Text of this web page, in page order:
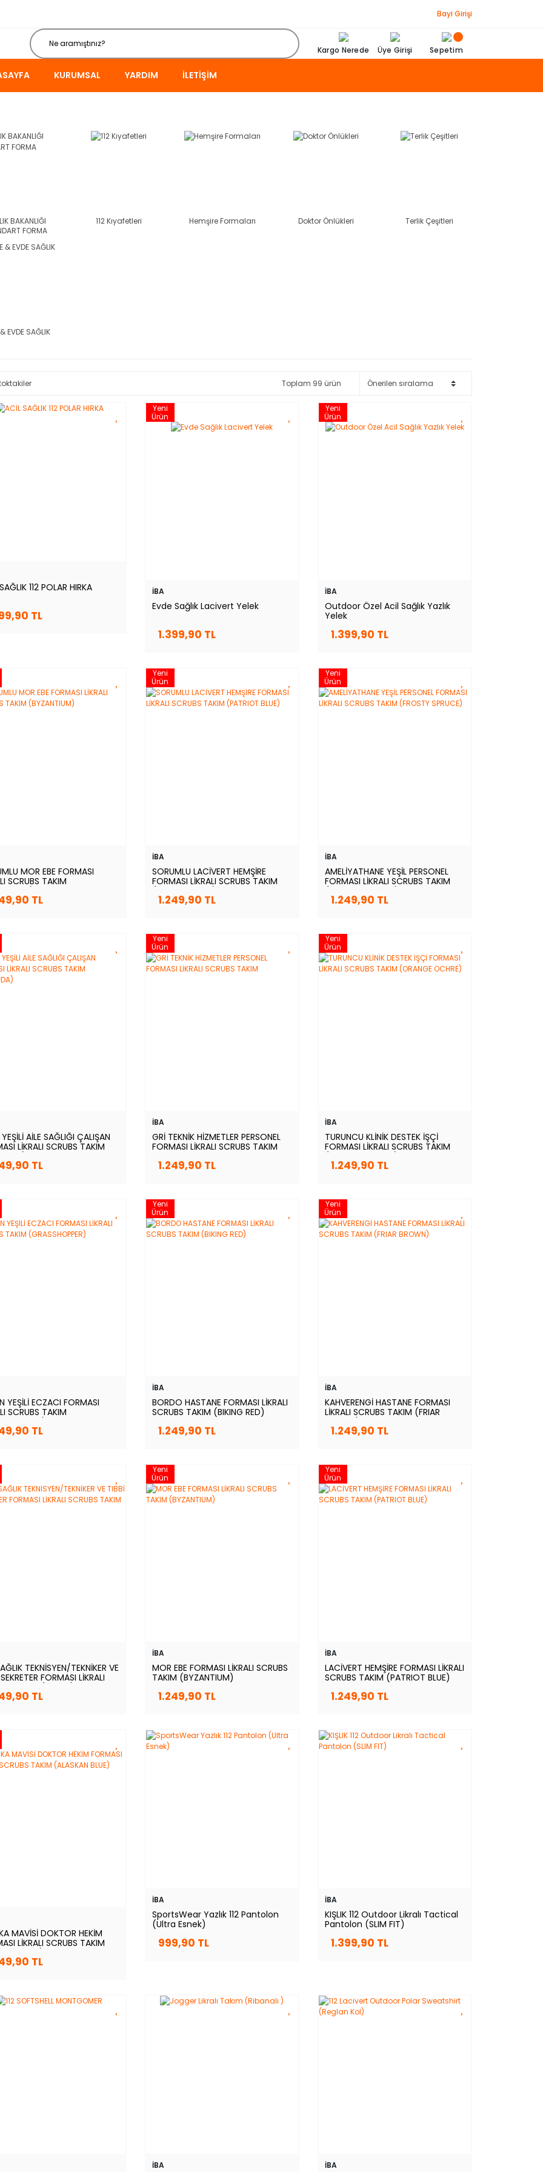
Bayi Girişi
Kargo Nerede Üye Girişi Sepetim
KURUMSAL YARDIM İLETIŞIM
BAKANLIĞI
FORMA
112 Kıyafetleri Hemşire Formaları Doktor Önlükleri Terlik Çeşitleri
EVDE SAĞLIK
Toplam 99 ürün
112 POLAR HIRKA
TL
Yeni
Ürün
İBA
Evde Sağlık Lacivert Yelek
1.399,90 TL
Yeni
Ürün
İBA
Outdoor Özel Acil Sağlık Yazlık
Yelek
1.399,90 TL
MOR EBE FORMASI
SCRUBS TAKIM
TL
Yeni
Ürün
İBA
SORUMLU LACİVERT HEMŞİRE
FORMASI LİKRALI SCRUBS TAKIM
(PATRIOT BLUE)
1.249,90 TL
Yeni
Ürün
İBA
AMELİYATHANE YEŞİL PERSONEL
FORMASI LİKRALI SCRUBS TAKIM
(FROSTY SPRUCE)
1.249,90 TL
AİLE SAĞLIĞI ÇALIŞAN
LİKRALI SCRUBS TAKIM
TL
Yeni
Ürün
İBA
GRİ TEKNİK HİZMETLER PERSONEL
FORMASI LİKRALI SCRUBS TAKIM
1.249,90 TL
Yeni
Ürün
İBA
TURUNCU KLİNİK DESTEK İŞÇİ
FORMASI LİKRALI SCRUBS TAKIM
(ORANGE OCHRE)
1.249,90 TL
YEŞİLİ ECZACI FORMASI
SCRUBS TAKIM
TL
Yeni
Ürün
İBA
BORDO HASTANE FORMASI LİKRALI
SCRUBS TAKIM (BIKING RED)
1.249,90 TL
Yeni
Ürün
İBA
KAHVERENGİ HASTANE FORMASI
LİKRALI SCRUBS TAKIM (FRIAR
BROWN)
1.249,90 TL
TEKNİSYEN/TEKNİKER VE
FORMASI LİKRALI
TAKIM (MOTH)
TL
Yeni
Ürün
İBA
MOR EBE FORMASI LİKRALI SCRUBS
TAKIM (BYZANTIUM)
1.249,90 TL
Yeni
Ürün
İBA
LACİVERT HEMŞİRE FORMASI LİKRALI
SCRUBS TAKIM (PATRIOT BLUE)
1.249,90 TL
MAVİSİ DOKTOR HEKİM
LİKRALI SCRUBS TAKIM
BLUE)
TL
İBA
SportsWear Yazlık 112 Pantolon
(Ultra Esnek)
999,90 TL
İBA
KIŞLIK 112 Outdoor Likralı Tactical
Pantolon (SLIM FIT)
1.399,90 TL
İBA İBA